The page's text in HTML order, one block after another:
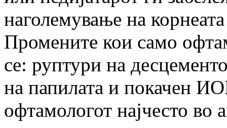
наголемување на
Промените кои само
се: руптури на
на папилата и покачен
офтамологот најчесто во